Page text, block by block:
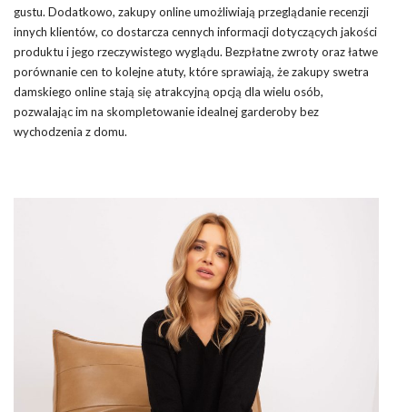
gustu. Dodatkowo, zakupy online umożliwiają przeglądanie recenzji
innych klientów, co dostarcza cennych informacji dotyczących jakości
produktu i jego rzeczywistego wyglądu. Bezpłatne zwroty oraz łatwe
porównanie cen to kolejne atuty, które sprawiają, że zakupy swetra
damskiego online stają się atrakcyjną opcją dla wielu osób,
pozwalając im na skompletowanie idealnej garderoby bez
wychodzenia z domu.